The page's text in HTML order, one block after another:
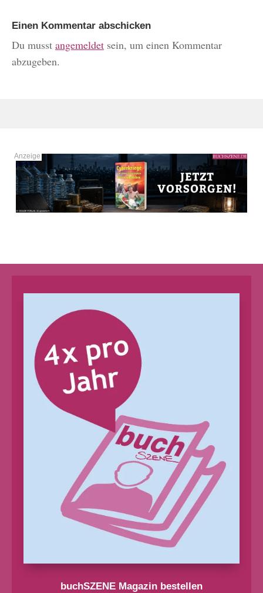
Einen Kommentar abschicken
Du musst angemeldet sein, um einen Kommentar
abzugeben.
buchSZENE Magazin bestellen